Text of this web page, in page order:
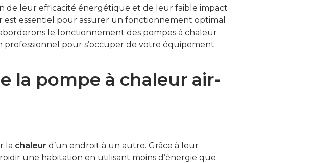
de leur efficacité énergétique et de leur faible impact
essentiel pour assurer un fonctionnement optimal
le fonctionnement des pompes à chaleur
pour s’occuper de votre équipement.
la pompe à chaleur air-
la chaleur d’un endroit à un autre. Grâce à leur
une habitation en utilisant moins d’énergie que